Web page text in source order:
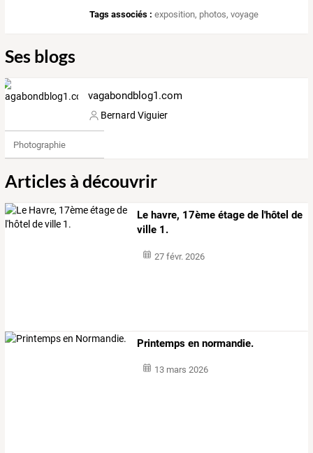
Tags associés : exposition, photos,voyage
Ses blogs
vagabondblog1.com
Bernard Viguier
Photographie
Articles à découvrir
Le havre, 17ème étage de l'hôtel de
ville 1.
27 févr. 2026
Printemps en normandie.
13 mars 2026